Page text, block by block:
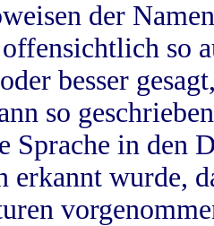
der
so
besser
so
Sprache in
erkannt wurde,